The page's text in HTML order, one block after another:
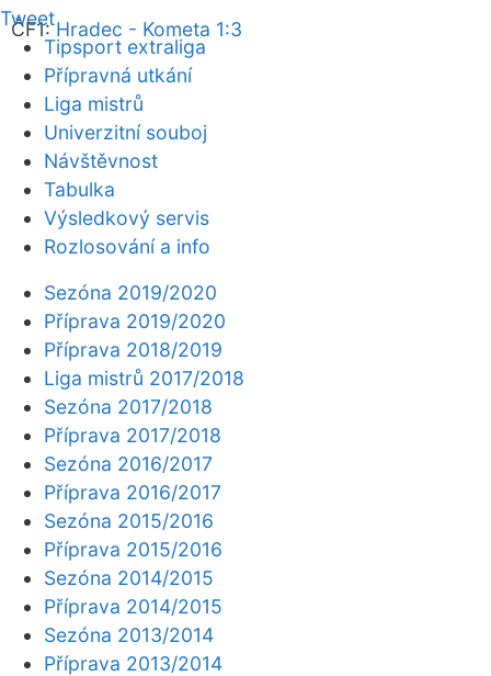
ČF1:Hradec - Kometa 1:3
Tweet
Tipsport extraliga
Přípravná utkání
Liga mistrů
Univerzitní souboj
Návštěvnost
Tabulka
Výsledkový servis
Rozlosování a info
Sezóna 2019/2020
Příprava 2019/2020
Příprava 2018/2019
Liga mistrů 2017/2018
Sezóna 2017/2018
Příprava 2017/2018
Sezóna 2016/2017
Příprava 2016/2017
Sezóna 2015/2016
Příprava 2015/2016
Sezóna 2014/2015
Příprava 2014/2015
Sezóna 2013/2014
Příprava 2013/2014